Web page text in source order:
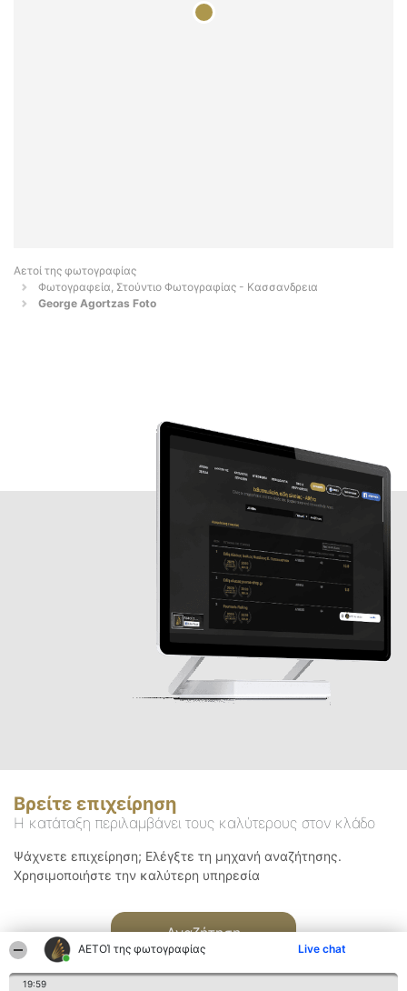
ΑΕΤΟΊ της φωτογραφίας Live chat
19:59
Αετοί της φωτογραφίας
Φωτογραφεία, Στούντιο Φωτογραφίας - Κασσανδρεια
George Agortzas Foto
Βρείτε επιχείρηση
Η κατάταξη περιλαμβάνει τους καλύτερους στον κλάδο
Ψάχνετε επιχείρηση; Ελέγξτε τη μηχανή αναζήτησης.
Χρησιμοποιήστε την καλύτερη υπηρεσία
Αναζήτηση